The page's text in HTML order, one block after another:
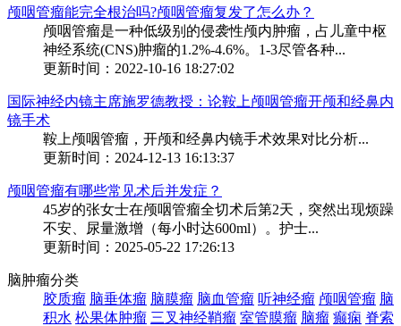
颅咽管瘤能完全根治吗?颅咽管瘤复发了怎么办？
颅咽管瘤是一种低级别的侵袭性颅内肿瘤，占儿童中枢
神经系统(CNS)肿瘤的1.2%-4.6%。1-3尽管各种...
更新时间：2022-10-16 18:27:02
国际神经内镜主席施罗德教授：论鞍上颅咽管瘤开颅和经鼻内
镜手术
鞍上颅咽管瘤，开颅和经鼻内镜手术效果对比分析...
更新时间：2024-12-13 16:13:37
颅咽管瘤有哪些常见术后并发症？
45岁的张女士在颅咽管瘤全切术后第2天，突然出现烦躁
不安、尿量激增（每小时达600ml）。护士...
更新时间：2025-05-22 17:26:13
脑肿瘤分类
胶质瘤 脑垂体瘤 脑膜瘤 脑血管瘤 听神经瘤 颅咽管瘤 脑
积水 松果体肿瘤 三叉神经鞘瘤 室管膜瘤 脑瘤 癫痫 脊索